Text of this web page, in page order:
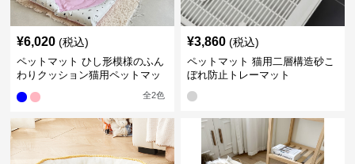
¥6,020 (税込)
ペットマット ひし形模様のふん
わりクッション猫用ペットマッ
全2色
¥3,860 (税込)
ペットマット 猫用二層構造砂こ
ぼれ防止トレーマット